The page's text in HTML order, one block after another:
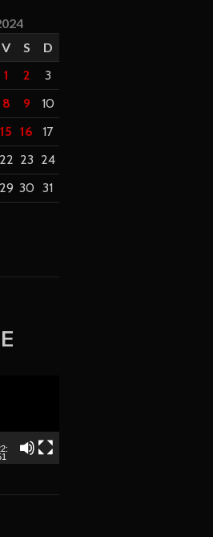
V S
D
1
2
3
8 9
10
15 16
17
22 23 24
29 30 31